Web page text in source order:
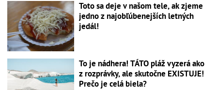
Toto sa deje v našom tele, ak zjeme
jedno z najobľúbenejších letných
jedál!
To je nádhera! TÁTO pláž vyzerá ako
z rozprávky, ale skutočne EXISTUJE!
Prečo je celá biela?